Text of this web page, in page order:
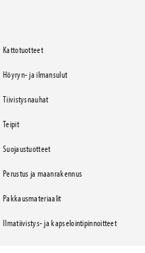
Kattotuotteet
Höyryn- ja ilmansulut
Tiivistysnauhat
Teipit
Suojaustuotteet
Perustus ja maanrakennus
Pakkausmateriaalit
Ilmatiivistys- ja kapselointipinnoitteet